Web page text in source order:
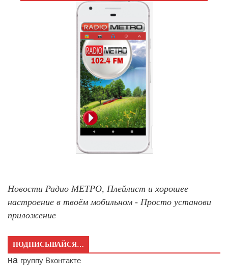
Новости Радио МЕТРО, Плейлист и хорошее
настроение в твоём мобильном - Просто установи
приложение
ПОДПИСЫВАЙСЯ…
на группу Вконтакте